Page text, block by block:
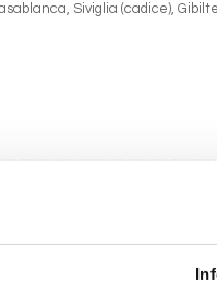
Siviglia (cadice),
Gibilterra, Alicante,